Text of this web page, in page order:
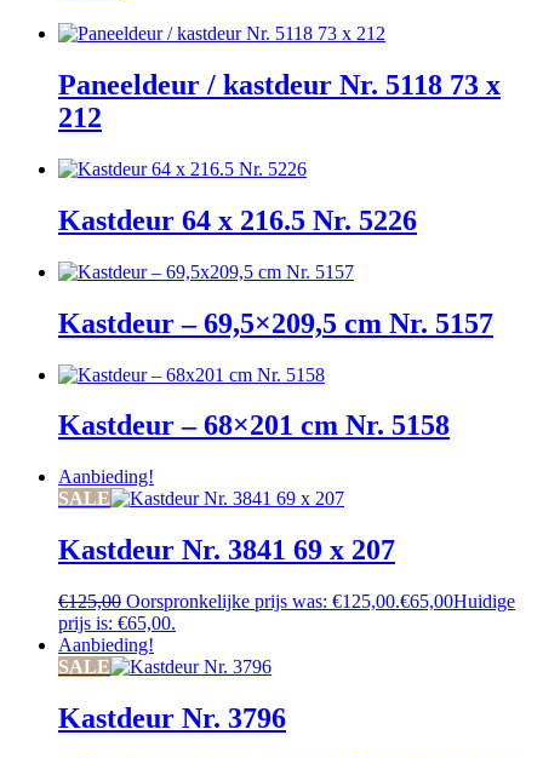
Paneeldeur / kastdeur Nr. 5118 73 x
212
Kastdeur 64 x 216.5 Nr. 5226
Kastdeur – 69,5×209,5 cm Nr. 5157
Kastdeur – 68×201 cm Nr. 5158
Aanbieding!
SALE
Kastdeur Nr. 3841 69 x 207
€125,00 Oorspronkelijke prijs was: €125,00.€65,00Huidige
prijs is: €65,00.
Aanbieding!
SALE
Kastdeur Nr. 3796